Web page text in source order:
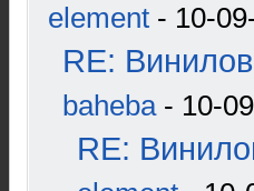
element - 10-
RE:
baheba- 10-
RE: